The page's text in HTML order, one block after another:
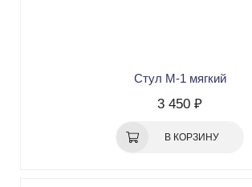
Стул М-1 мягкий
3 450 ₽
В КОРЗИНУ